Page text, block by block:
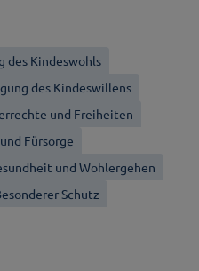
des Kindeswohls
des Kindeswillens
und Freiheiten
Fürsorge
und Wohlergehen
Schutz